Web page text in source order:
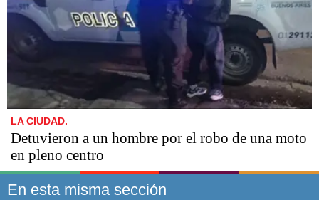
LA CIUDAD.
Detuvieron a un hombre por el robo de una moto
en pleno centro
En esta misma sección